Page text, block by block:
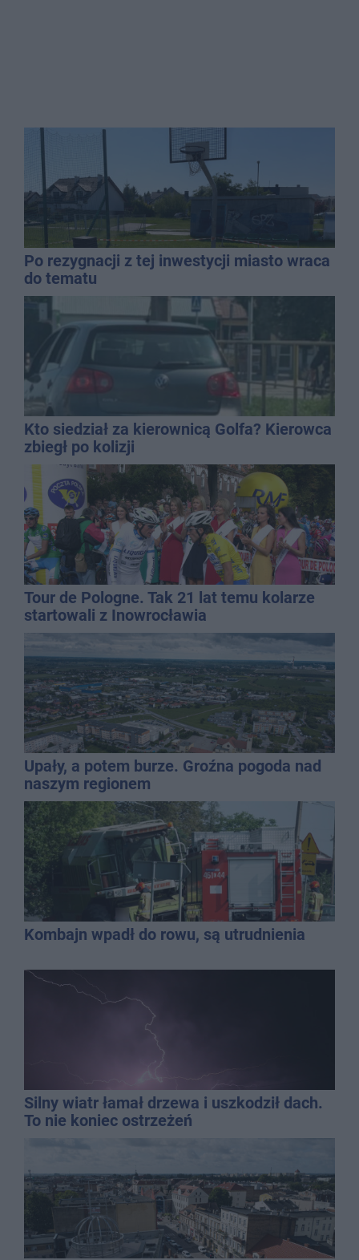
Po rezygnacji z tej inwestycji miasto wraca
do tematu
Kto siedział za kierownicą Golfa? Kierowca
zbiegł po kolizji
Tour de Pologne. Tak 21 lat temu kolarze
startowali z Inowrocławia
Upały, a potem burze. Groźna pogoda nad
naszym regionem
Kombajn wpadł do rowu, są utrudnienia
Silny wiatr łamał drzewa i uszkodził dach.
To nie koniec ostrzeżeń